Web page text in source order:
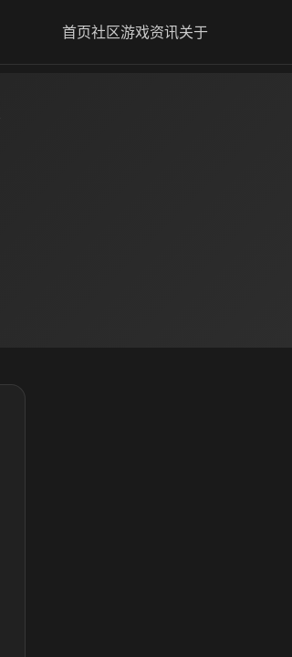
首页社区游戏资讯关于